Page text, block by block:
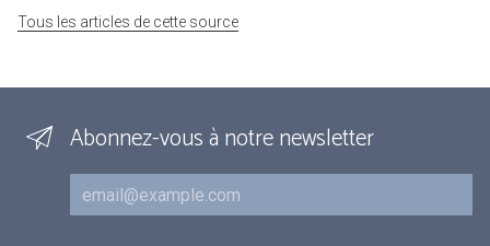
Tous les articles de cette source
Abonnez-vous à notre newsletter
Courriel